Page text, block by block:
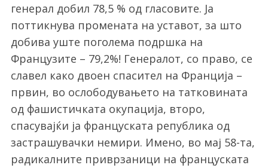
генерал добил 78,5 % од гласовите. Ја
поттикнува промената на уставот, за што
добива уште поголема подршка на
Французите – 79,2%! Генералот, со право, се
славел како двоен спасител на Франција –
првин, во ослободувањето на татковината
од фашистичката окупација, второ,
спасувајќи ја француската република од
застрашувачки немири. Имено, во мај 58-та,
радикалните приврзаници на француската